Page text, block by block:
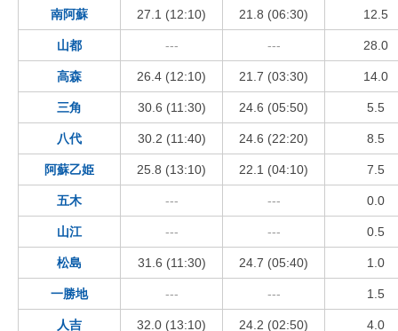
南阿蘇 27.1 (12:10) 21.8 (06:30) 12.5
山都 --- --- 28.0
高森 26.4 (12:10) 21.7 (03:30) 14.0
三角 30.6 (11:30) 24.6 (05:50) 5.5
八代 30.2 (11:40) 24.6 (22:20) 8.5
阿蘇乙姫 25.8 (13:10) 22.1 (04:10) 7.5
五木 --- --- 0.0
山江 --- --- 0.5
松島 31.6 (11:30) 24.7 (05:40) 1.0
一勝地 --- --- 1.5
人吉 32.0 (13:10) 24.2 (02:50) 4.0